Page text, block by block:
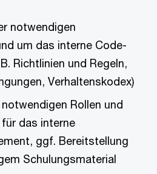
notwendigen
um das interne Code-
Richtlinien und Regeln,
Verhaltenskodex)
Rollen und
das interne
ggf. Bereitstellung
Schulungsmaterial